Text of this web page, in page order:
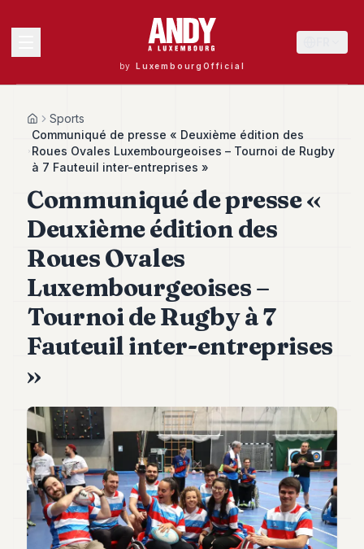
by LuxembourgOfficial
40
Andy
39
38
Andy
Andy
36
Andy
35
Andy
Andy
Andy
32
Andy
31
Andy
30
Andy
HomeSports
Communiqué de presse « Deuxième édition des
Roues Ovales Luxembourgeoises – Tournoi de Rugby
à 7 Fauteuil inter-entreprises »
Communiqué de presse «
Deuxième édition des
Roues Ovales
Luxembourgeoises –
Tournoi de Rugby à 7
Fauteuil inter-entreprises
»